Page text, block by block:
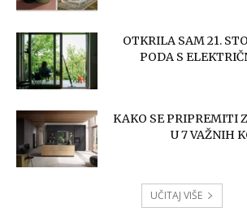
OTKRILA SAM 21.
PODA S
KAKO SE PRIPREMITI
U 7 VAŽNIH
UČITAJ VIŠE